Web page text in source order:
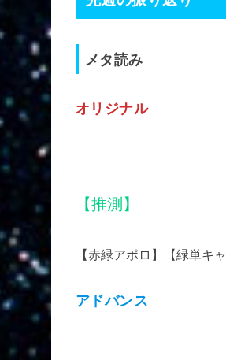
メタ読み
オリジナル
【推測】
【赤緑アポロ】【緑単キ
アドバンス